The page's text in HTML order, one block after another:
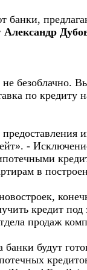
банки,
Александр
безоблачно.
по кредиту
-
в
кредит под
продаж
будут